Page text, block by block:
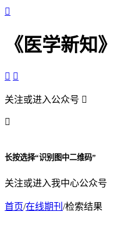

《医学新知
 
关注或进入公众号 

长按选择“识别图中二维码”
关注或进入我中心公众号
首页/在线期刊 /检索结果